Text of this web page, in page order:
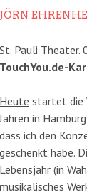
JÖRN
St. Pauli Theater.
TouchYou.de-
Heute startet die
Jahren in
dass ich den
geschenkt habe.
Lebensjahr (in
musikalisches